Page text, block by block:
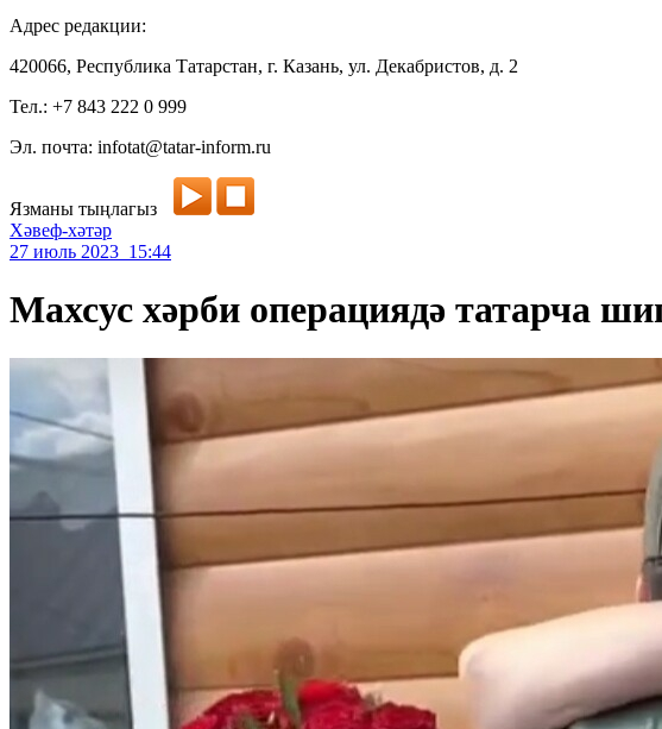
Адрес редакции:
420066, Республика Татарстан, г. Казань, ул. Декабристов, д. 2
Тел.: +7 843 222 0 999
Эл. почта: infotat@tatar-inform.ru
Язманы тыңлагыз
Хәвеф-хәтәр
27 июль 2023 15:44
Махсус хәрби операциядә татарча